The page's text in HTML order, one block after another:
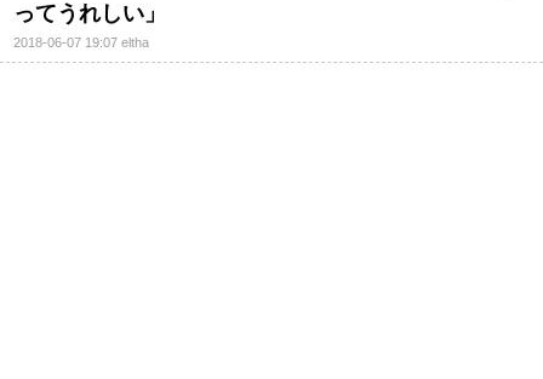
ってうれしい」
2018-06-07 19:07eltha